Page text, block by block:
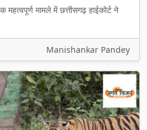
मामले में छत्तीसगढ़ हाईकोर्ट ने
Manishankar Pandey